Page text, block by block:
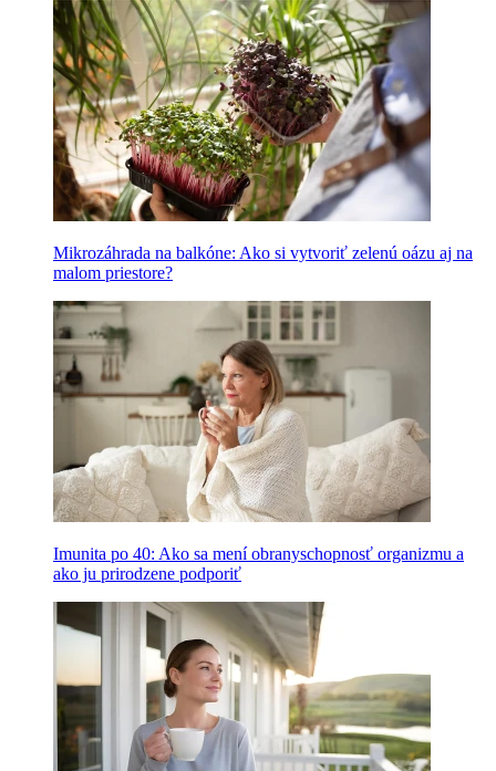
Mikrozáhrada na balkóne: Ako si vytvoriť zelenú oázu aj na
malom priestore?
Imunita po 40: Ako sa mení obranyschopnosť organizmu a
ako ju prirodzene podporiť